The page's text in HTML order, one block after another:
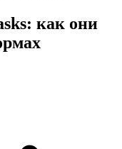
как они